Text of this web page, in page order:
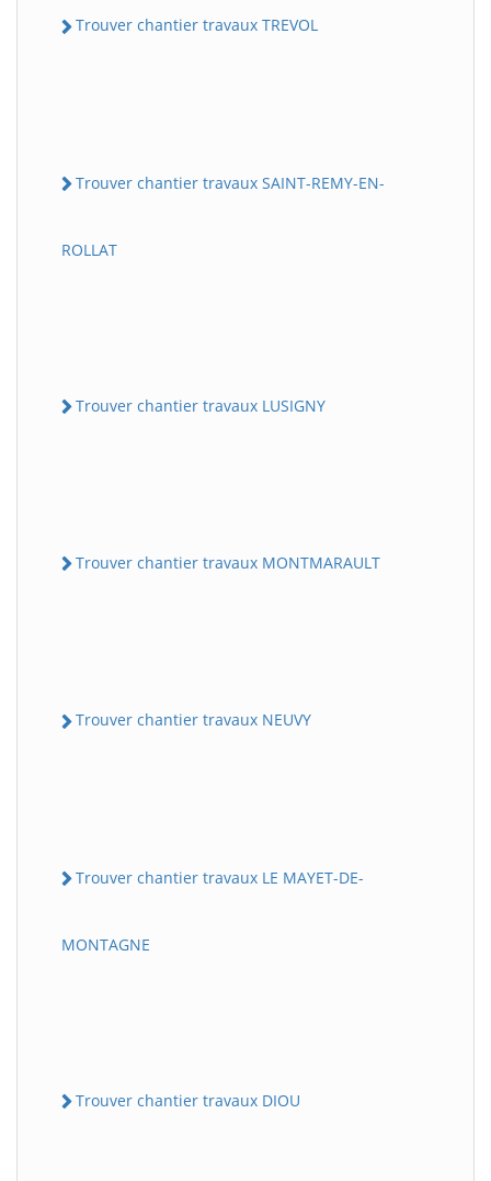
Trouver chantier travaux TREVOL
Trouver chantier travaux SAINT-REMY-EN-
ROLLAT
Trouver chantier travaux LUSIGNY
Trouver chantier travaux MONTMARAULT
Trouver chantier travaux NEUVY
Trouver chantier travaux LE MAYET-DE-
MONTAGNE
Trouver chantier travaux DIOU